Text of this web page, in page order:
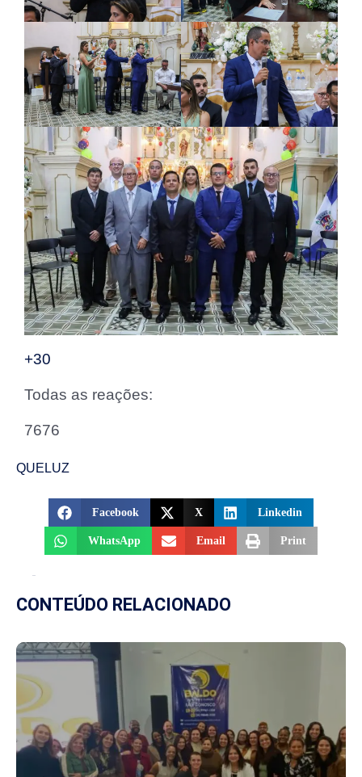
+30
Todas as reações:
7676
QUELUZ
Facebook X Linkedin
WhatsApp Email Print
CONTEÚDO RELACIONADO